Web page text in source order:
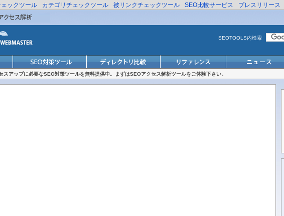
ェックツール カテゴリチェックツール 被リンクチェックツール SEO比較サービス プレスリリース
SEOTOOLS内検索
アップに必要なSEO対策ツールを無料提供中。まずはSEOアクセス解析ツールをご体験下さい。